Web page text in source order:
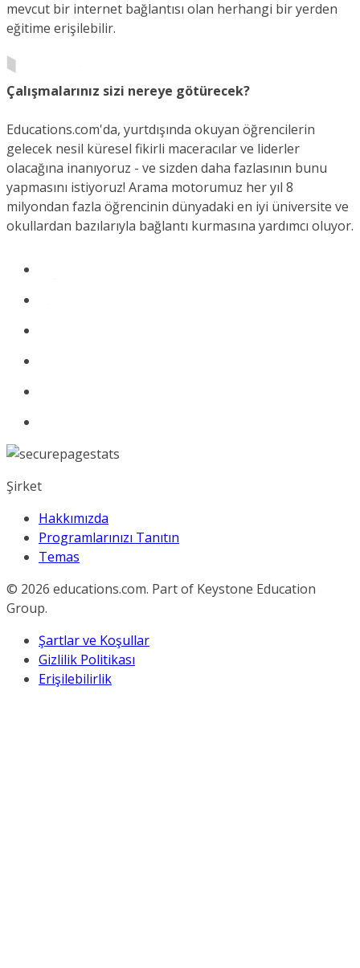
mevcut bir internet bağlantısı olan herhangi bir yerden
eğitime erişilebilir.
Çalışmalarınız sizi nereye götürecek?
Educations.com'da, yurtdışında okuyan öğrencilerin
gelecek nesil küresel fikirli maceracılar ve liderler
olacağına inanıyoruz - ve sizden daha fazlasının bunu
yapmasını istiyoruz! Arama motorumuz her yıl 8
milyondan fazla öğrencinin dünyadaki en iyi üniversite ve
okullardan bazılarıyla bağlantı kurmasına yardımcı oluyor.
Şirket
Hakkımızda
Programlarınızı Tanıtın
Temas
© 2026 educations.com. Part of Keystone Education
Group.
Şartlar ve Koşullar
Gizlilik Politikası
Erişilebilirlik